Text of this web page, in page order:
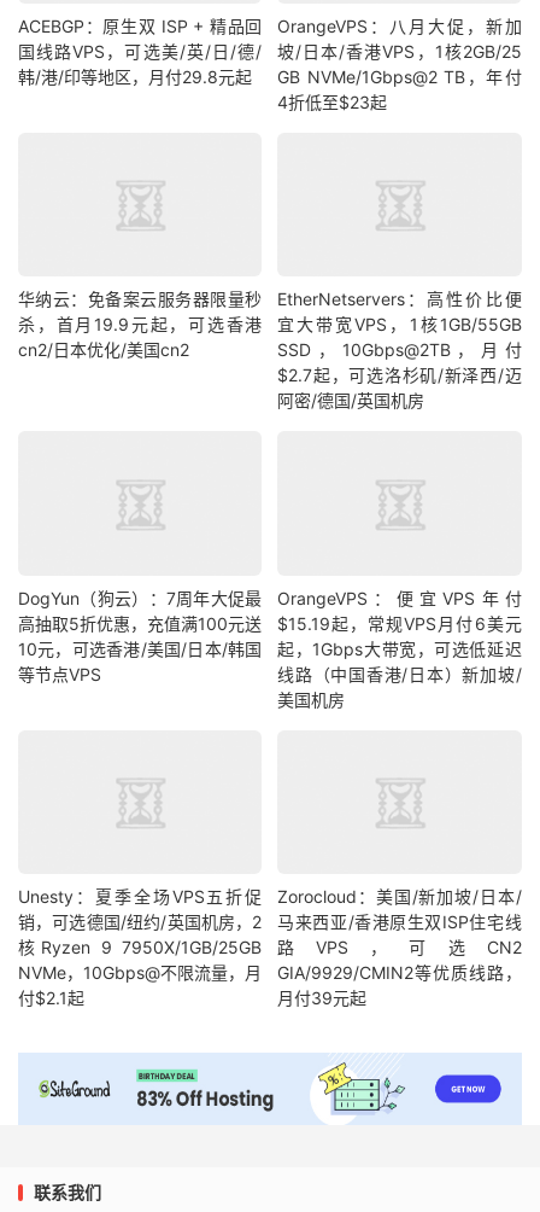
ACEBGP：原生双 ISP + 精品回
国线路VPS，可选美/英/日/德/
韩/港/印等地区，月付29.8元起
OrangeVPS：八月大促，新加
坡/日本/香港VPS，1核2GB/25
GB NVMe/1Gbps@2 TB，年付
4折低至$23起
华纳云：免备案云服务器限量秒
杀，首月19.9元起，可选香港
cn2/日本优化/美国cn2
EtherNetservers：高性价比便
宜大带宽VPS，1核1GB/55GB
SSD，10Gbps@2TB，月付
$2.7起，可选洛杉矶/新泽西/迈
阿密/德国/英国机房
DogYun（狗云）：7周年大促最
高抽取5折优惠，充值满100元送
10元，可选香港/美国/日本/韩国
等节点VPS
OrangeVPS：便宜VPS年付
$15.19起，常规VPS月付6美元
起，1Gbps大带宽，可选低延迟
线路（中国香港/日本）新加坡/
美国机房
Unesty：夏季全场VPS五折促
销，可选德国/纽约/英国机房，2
核Ryzen 9 7950X/1GB/25GB
NVMe，10Gbps@不限流量，月
付$2.1起
Zorocloud：美国/新加坡/日本/
马来西亚/香港原生双ISP住宅线
路VPS，可选CN2
GIA/9929/CMIN2等优质线路，
月付39元起
联系我们